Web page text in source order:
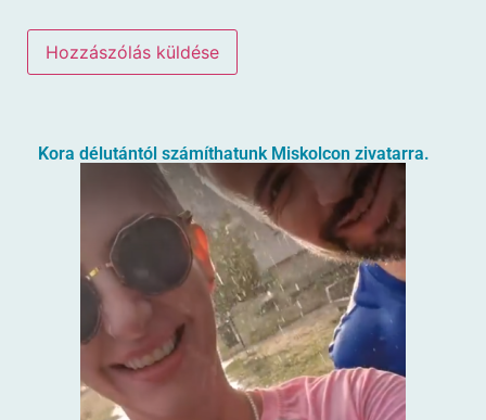
Kora délutántól számíthatunk Miskolcon zivatarra.